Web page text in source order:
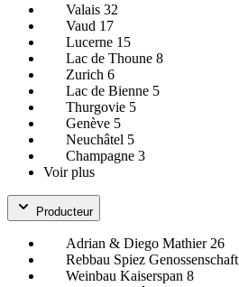
Valais 32
Vaud 17
Lucerne 15
Lac de Thoune 8
Zurich 6
Lac de Bienne 5
Thurgovie 5
Genève 5
Neuchâtel 5
Champagne 3
Voir plus
Producteur
Adrian & Diego Mathier 26
Rebbau Spiez Genossenschaft
Weinbau Kaiserspan 8